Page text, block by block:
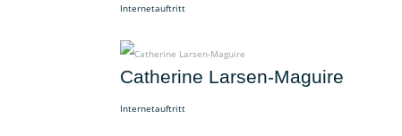
Internetauftritt
Catherine Larsen-Maguire
Internetauftritt